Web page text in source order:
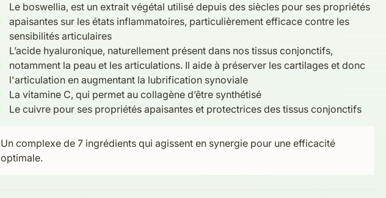
Le boswellia, est un extrait végétal utilisé depuis des siècles pour ses propriétés
apaisantes sur les états inflammatoires, particulièrement efficace contre les
sensibilités articulaires
L’acide hyaluronique, naturellement présent dans nos tissus conjonctifs,
notamment la peau et les articulations. Il aide à préserver les cartilages et donc
l'articulation en augmentant la lubrification synoviale
La vitamine C, qui permet au collagène d’être synthétisé
Le cuivre pour ses propriétés apaisantes et protectrices des tissus conjonctifs
Un complexe de 7 ingrédients qui agissent en synergie pour une efficacité
optimale.